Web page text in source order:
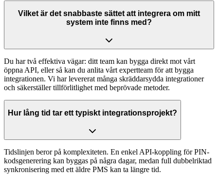
Vilket är det snabbaste sättet att integrera om mitt
system inte finns med?
Du har två effektiva vägar: ditt team kan bygga direkt mot vårt
öppna API, eller så kan du anlita vårt expertteam för att bygga
integrationen. Vi har levererat många skräddarsydda integrationer
och säkerställer tillförlitlighet med beprövade metoder.
Hur lång tid tar ett typiskt integrationsprojekt?
Tidslinjen beror på komplexiteten. En enkel API-koppling för PIN-
kodsgenerering kan byggas på några dagar, medan full dubbelriktad
synkronisering med ett äldre PMS kan ta längre tid.